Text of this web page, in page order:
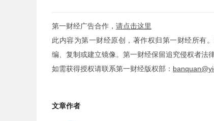
第一财经广告合作， 请点击这里
此内容为第一财经原创，著作权归第一财经所有
编、复制或建立镜像。第一财经保留追究侵权者法
如需获得授权请联系第一财经版权部：
文章作者